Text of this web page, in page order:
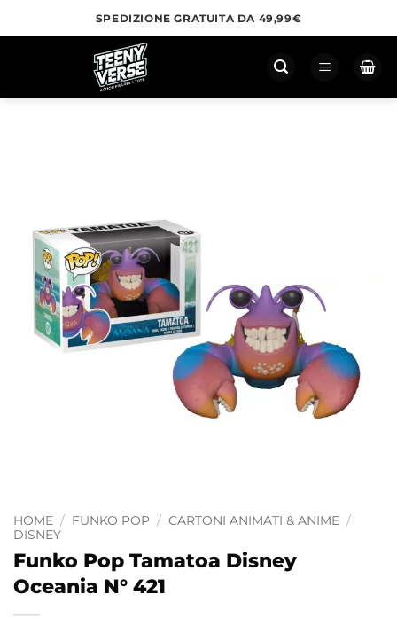
ai
SPEDIZIONE GRATUITA DA 49,99€
HOME / FUNKO POP / CARTONI ANIMATI & ANIME /
DISNEY
Funko Pop Tamatoa Disney
Oceania N° 421